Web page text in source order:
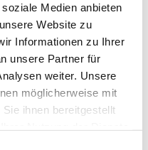
Medien anbieten
Website zu
Informationen zu Ihrer
unsere Partner für
weiter. Unsere
möglicherweise mit
ihnen bereitgestellt